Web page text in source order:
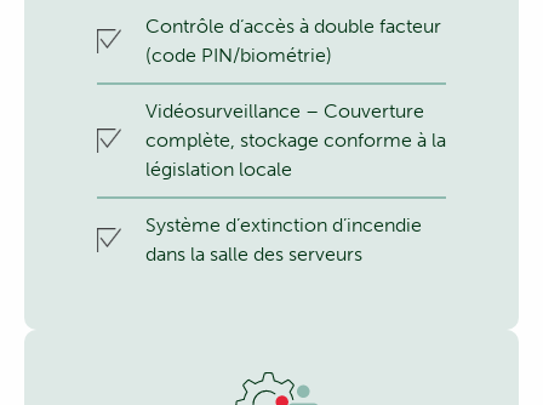
Contrôle d‘accès à double facteur
(code PIN/biométrie)
Vidéosurveillance – Couverture
complète, stockage conforme à la
législation locale
Système d’extinction d’incendie
dans la salle des serveurs